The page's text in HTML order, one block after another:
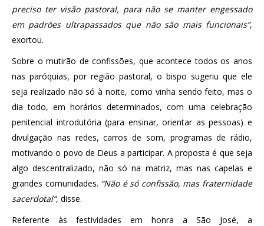
preciso ter visão pastoral, para não se manter engessado
em padrões ultrapassados que não são mais funcionais”,
exortou.
Sobre o mutirão de confissões, que acontece todos os anos
nas paróquias, por região pastoral, o bispo sugeriu que ele
seja realizado não só à noite, como vinha sendo feito, mas o
dia todo, em horários determinados, com uma celebração
penitencial introdutória (para ensinar, orientar as pessoas) e
divulgação nas redes, carros de som, programas de rádio,
motivando o povo de Deus a participar. A proposta é que seja
algo descentralizado, não só na matriz, mas nas capelas e
grandes comunidades. “Não é só confissão, mas fraternidade
sacerdotal”, disse.
Referente às festividades em honra a São José, a